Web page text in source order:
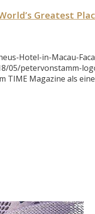
Greatest
Hotel-in-Macau-
05/petervonstamm-
TIME Magazine als